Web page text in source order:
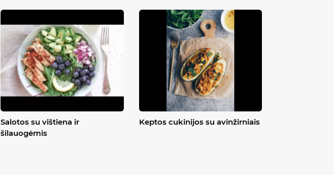
Salotos su vištiena ir
šilauogėmis
Keptos cukinijos su avinžirniais